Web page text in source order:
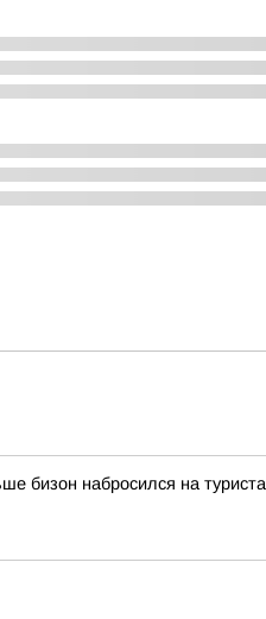
бизон набросился на туриста